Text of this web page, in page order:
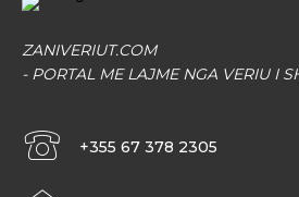
ZANIVERIUT.COM
- PORTAL ME LAJME NGA VERIU I
+355 67 378 2305